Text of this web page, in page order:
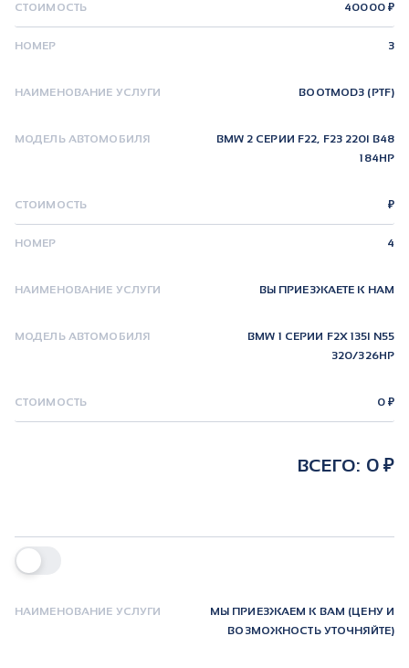
40000 Ь
BOOTMOD3 (PTF)
BMW 2 СЕРИИ F22, F23 220I B48
184HP
Ь
ВЫ ПРИЕЗЖАЕТЕ К НАМ
BMW 1 СЕРИИ F2X 135I N55
320/326HP
0 Ь
ВСЕГО: 0 Ь
МЫ ПРИЕЗЖАЕМ К ВАМ (ЦЕНУ И
ВОЗМОЖНОСТЬ УТОЧНЯЙТЕ)